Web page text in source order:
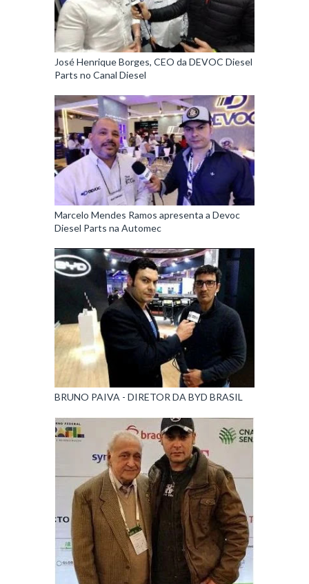
José Henrique Borges, CEO da DEVOC Diesel
Parts no Canal Diesel
Marcelo Mendes Ramos apresenta a Devoc
Diesel Parts na Automec
BRUNO PAIVA - DIRETOR DA BYD BRASIL